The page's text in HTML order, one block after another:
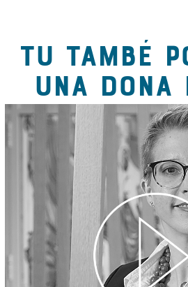
TU TAMBÉ
UNA DONA